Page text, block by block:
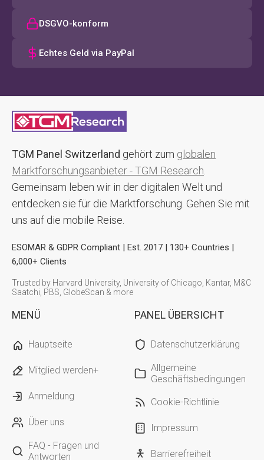
DSGVO-konform
Echtes Geld via PayPal
TGM Panel Switzerland gehört zum globalen
Marktforschungsanbieter - TGM Research
Gemeinsam leben wir in der digitalen Welt und
entdecken sie für die Marktforschung. Gehen Sie mit
uns auf die mobile Reise.
ESOMAR & GDPR Compliant | Est. 2017 | 130+ Countries |
6,000+ Clients
Trusted by Harvard University, University of Chicago, Kantar, M&C
Saatchi, PBS, GlobeScan & more
MENÜ
Hauptseite
Mitglied werden+
Anmeldung
Über uns
FAQ - Fragen und
Antworten
PANEL ÜBERSICHT
Datenschutzerklärung
Allgemeine
Geschäftsbedingungen
Cookie-Richtlinie
Impressum
Barrierefreiheit